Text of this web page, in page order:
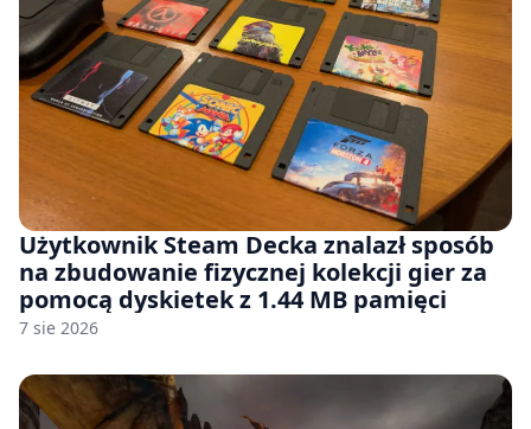
Użytkownik Steam Decka znalazł sposób
na zbudowanie fizycznej kolekcji gier za
pomocą dyskietek z 1.44 MB pamięci
7 sie 2026